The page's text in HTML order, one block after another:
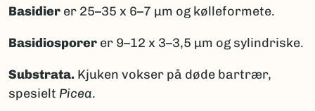
Basidier er 25–35 x 6–7 μm og kølleformete.
Basidiosporer er 9–12 x 3–3,5 μm og sylindriske.
Substrata. Kjuken vokser på døde bartrær,
spesielt Picea.